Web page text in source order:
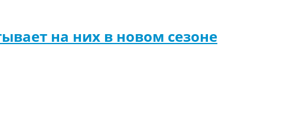
на них в новом сезоне